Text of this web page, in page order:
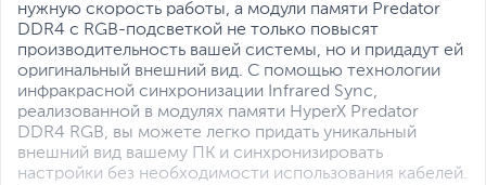
нужную скорость работы, а модули памяти Predator
DDR4 с RGB-подсветкой не только повысят
производительность вашей системы, но и придадут ей
оригинальный внешний вид. С помощью технологии
инфракрасной синхронизации Infrared Sync,
реализованной в модулях памяти HyperX Predator
DDR4 RGB, вы можете легко придать уникальный
внешний вид вашему ПК и синхронизировать
настройки без необходимости использования кабелей.